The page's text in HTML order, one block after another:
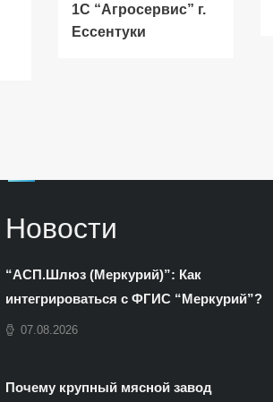
1С “Агросервис” г.
Ессентуки
Новости
“АСП.Шлюз (Меркурий)”: Как
интегрироваться с ФГИС “Меркурий”?
07.08.2026
Почему крупный мясной завод